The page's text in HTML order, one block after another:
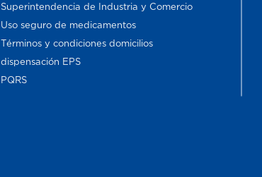
Superintendencia de Industria y Comercio
Uso seguro de medicamentos
Términos y condiciones domicilios
dispensación EPS
PQRS